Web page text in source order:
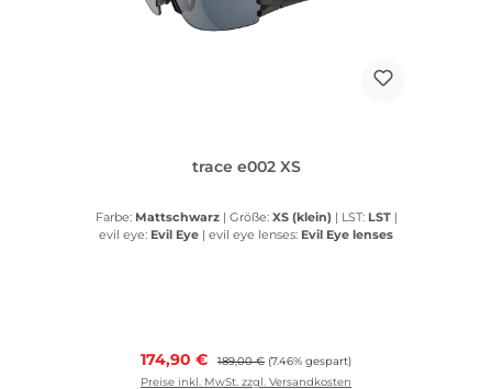
trace e002 XS
Farbe: Mattschwarz | Größe: XS (klein) | LST: LST |
evil eye: Evil Eye | evil eye lenses: Evil Eye lenses
Verkaufspreis:
174,90 € Regulärer Preis:
189,00 € (7.46% gespart)
Preise inkl. MwSt. zzgl. Versandkosten